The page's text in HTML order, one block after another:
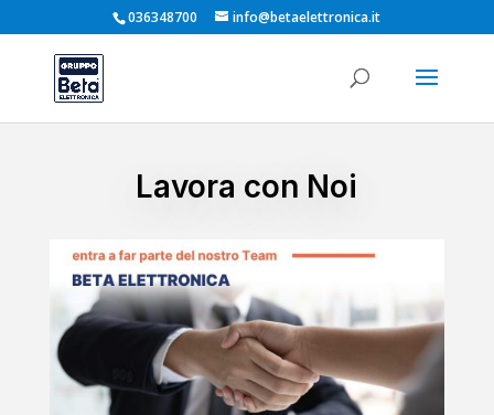
036348700 info@betaelettronica.it
Lavora con Noi